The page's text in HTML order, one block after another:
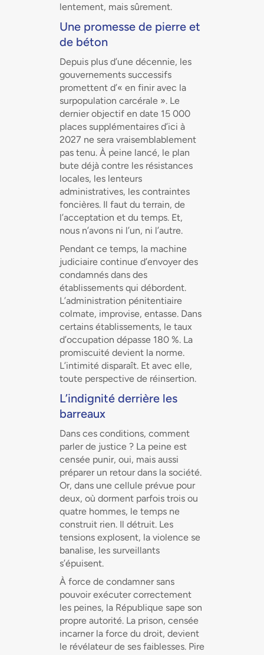
lentement, mais sûrement.
Une promesse de pierre et
de béton
Depuis plus d’une décennie, les
gouvernements successifs
promettent d’« en finir avec la
surpopulation carcérale ». Le
dernier objectif en date 15 000
places supplémentaires d’ici à
2027 ne sera vraisemblablement
pas tenu. À peine lancé, le plan
bute déjà contre les résistances
locales, les lenteurs
administratives, les contraintes
foncières. Il faut du terrain, de
l’acceptation et du temps. Et,
nous n’avons ni l’un, ni l’autre.
Pendant ce temps, la machine
judiciaire continue d’envoyer des
condamnés dans des
établissements qui débordent.
L’administration pénitentiaire
colmate, improvise, entasse. Dans
certains établissements, le taux
d’occupation dépasse 180 %. La
promiscuité devient la norme.
L’intimité disparaît. Et avec elle,
toute perspective de réinsertion.
L’indignité derrière les
barreaux
Dans ces conditions, comment
parler de justice ? La peine est
censée punir, oui, mais aussi
préparer un retour dans la société.
Or, dans une cellule prévue pour
deux, où dorment parfois trois ou
quatre hommes, le temps ne
construit rien. Il détruit. Les
tensions explosent, la violence se
banalise, les surveillants
s’épuisent.
À force de condamner sans
pouvoir exécuter correctement
les peines, la République sape son
propre autorité. La prison, censée
incarner la force du droit, devient
le révélateur de ses faiblesses. Pire